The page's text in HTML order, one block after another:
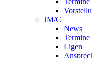
Termine
JM/C
News
Termine
Ligen